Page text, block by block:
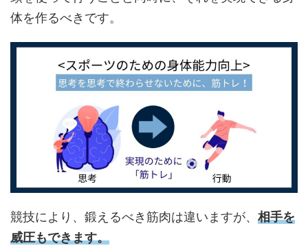
体を作るべきです。
競技により、鍛えるべき筋肉は違いますが、 相手を
威圧もできます。